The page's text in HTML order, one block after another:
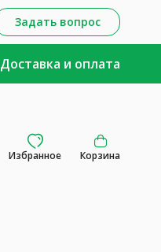
Задать вопрос
Доставка и оплата
Избранное Корзина